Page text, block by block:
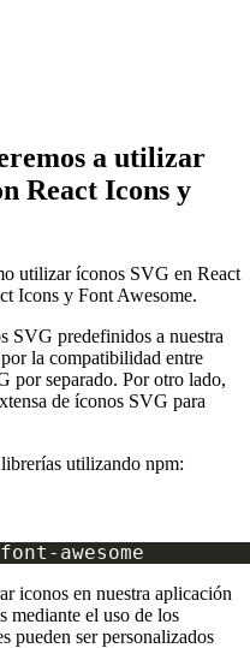
a utilizar
React Icons y
utilizar íconos SVG en React
Icons y Font Awesome.
SVG predefinidos a nuestra
la compatibilidad entre
por separado. Por otro lado,
de íconos SVG para
utilizando npm:
iconos en nuestra aplicación
mediante el uso de los
pueden ser personalizados